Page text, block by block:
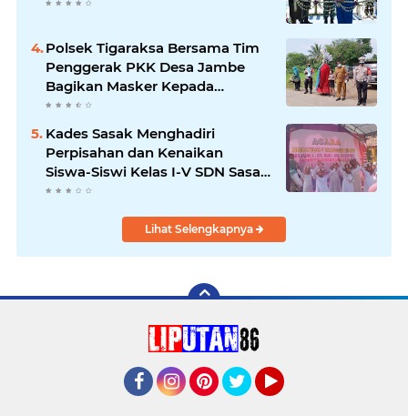
Polsek Tigaraksa Bersama Tim
Penggerak PKK Desa Jambe
Bagikan Masker Kepada
Pengguna Jalan
Kades Sasak Menghadiri
Perpisahan dan Kenaikan
Siswa-Siswi Kelas I-V SDN Sasak
II
Lihat Selengkapnya